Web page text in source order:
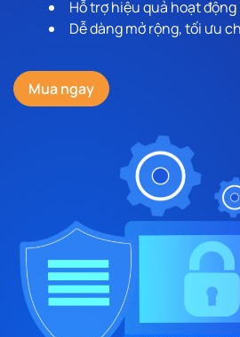
Hỗ trợ hiệu quả hoạt động
Dễ dàng mở rộng, tối ưu
Mua ngay